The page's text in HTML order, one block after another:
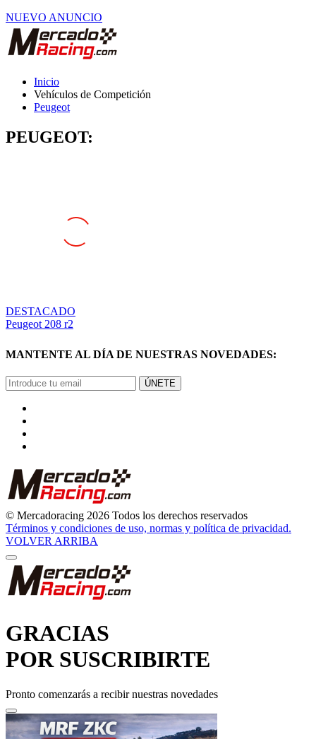
NUEVO ANUNCIO
Inicio
Vehículos de Competición
Peugeot
PEUGEOT:
DESTACADO
Peugeot 208 r2
MANTENTE AL DÍA DE NUESTRAS NOVEDADES:
ÚNETE
© Mercadoracing 2026 Todos los derechos reservados
Términos y condiciones de uso, normas y política de privacidad.
VOLVER ARRIBA
GRACIAS
POR SUSCRIBIRTE
Pronto comenzarás a recibir nuestras novedades